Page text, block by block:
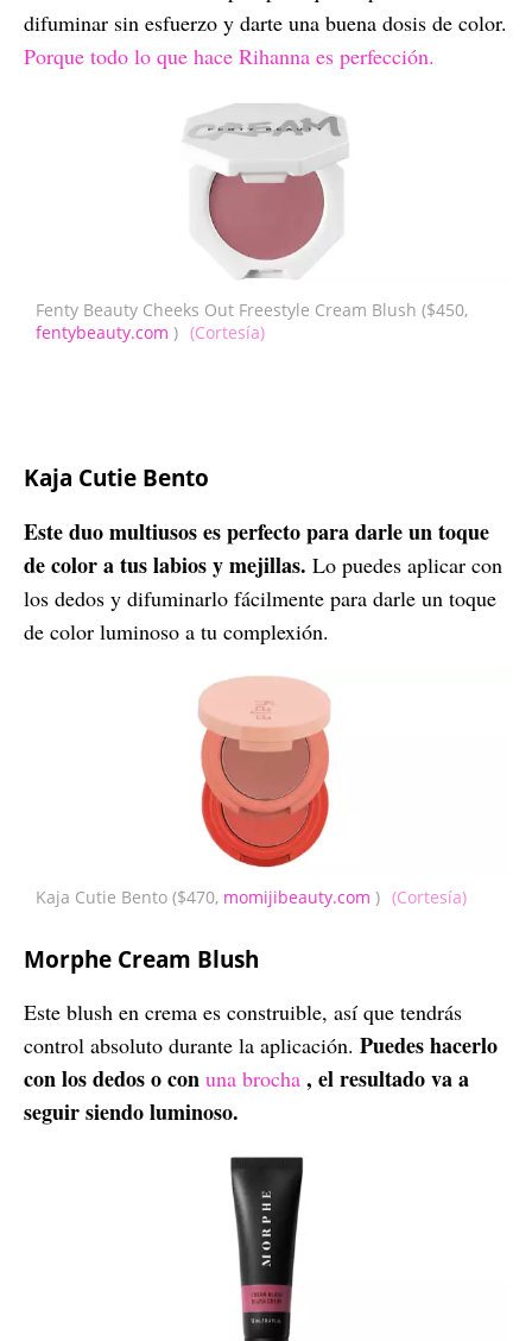
difuminar sin esfuerzo y darte una buena dosis de color.
Porque todo lo que hace Rihanna es perfección.
Fenty Beauty Cheeks Out Freestyle Cream Blush ($450,
fentybeauty.com ) (Cortesía)
Kaja Cutie Bento
Este duo multiusos es perfecto para darle un toque
de color a tus labios y mejillas. Lo puedes aplicar con
los dedos y difuminarlo fácilmente para darle un toque
de color luminoso a tu complexión.
Kaja Cutie Bento ($470, momijibeauty.com ) (Cortesía)
Morphe Cream Blush
Este blush en crema es construible, así que tendrás
control absoluto durante la aplicación. Puedes hacerlo
con los dedos o con una brocha , el resultado va a
seguir siendo luminoso.